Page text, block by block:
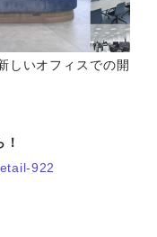
いオフィスでの開
922